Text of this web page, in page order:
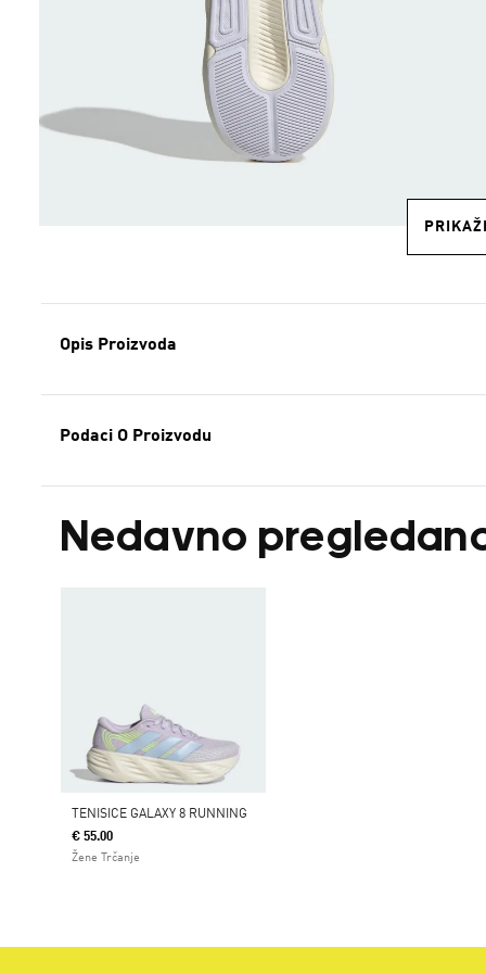
Opis Proizvoda
Podaci O Proizvodu
Nedavno
TENISICE GALAXY 8 RUNNING
€ 55.00
Žene Trčanje